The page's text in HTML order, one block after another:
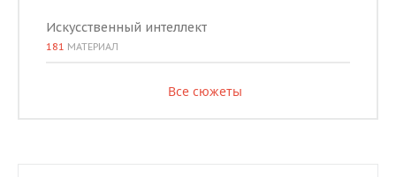
Искусственный интеллект
181 МАТЕРИАЛ
Все сюжеты